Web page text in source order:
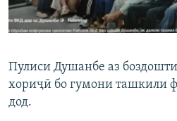
Пулиси Душанбе аз
хориҷӣ бо гумони ташкили
дод.